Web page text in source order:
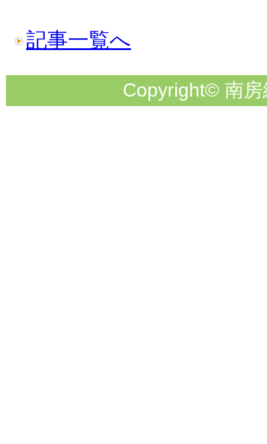
記事一覧へ
Copyright© 南